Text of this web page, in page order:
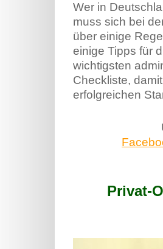
Wer in
muss sich bei
über einige
einige Tipps für
wichtigsten
Checkliste,
erfolgreichen
Privat-